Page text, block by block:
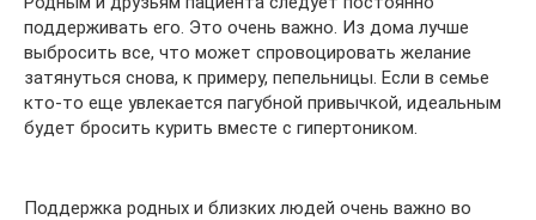
поддерживать его. Это очень важно. Из дома лучше
выбросить все, что может спровоцировать желание
затянуться снова, к примеру, пепельницы. Если в семье
кто-то еще увлекается пагубной привычкой, идеальным
будет бросить курить вместе с гипертоником.
Поддержка родных и близких людей очень важно во